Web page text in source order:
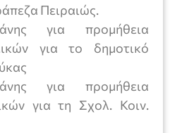
Πειραιώς.
για προμήθεια
για το δημοτικό
για προμήθεια
για τη Σχολ. Κοιν.